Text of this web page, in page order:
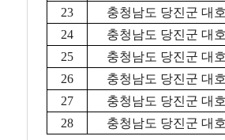
23
충청남도 당진군 대
24
충청남도 당진군 대
25
충청남도 당진군 대
26
충청남도 당진군 대
27
충청남도 당진군 대
28
충청남도 당진군 대